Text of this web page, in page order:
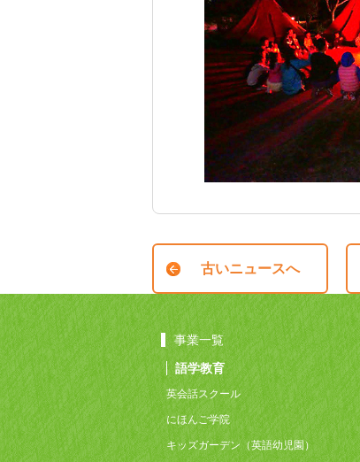
古いニュースへ
事業一覧
語学教育
英会話スクール
にほんご学院
キッズガーデン（英語幼児園）